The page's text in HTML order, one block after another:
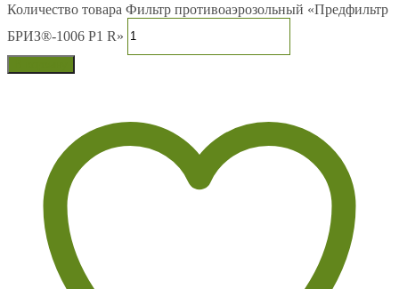
Количество товара Фильтр противоаэрозольный «Предфильтр
БРИЗ®-1006 P1 R»